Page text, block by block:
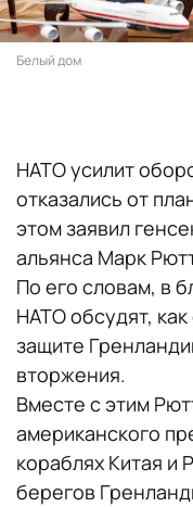
Белый дом
НАТО усилит
отказались от
этом заявил
альянса Марк
По его словам, в
НАТО обсудят,
защите
вторжения.
Вместе с этим
американского
кораблях Китая и
берегов